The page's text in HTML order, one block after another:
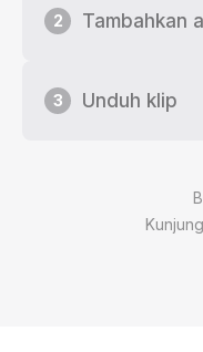
2 Tambahkan
3 Unduh klip